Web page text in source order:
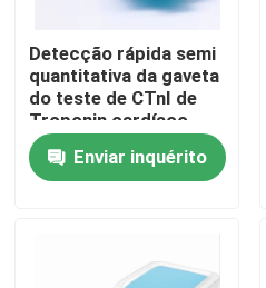
Controle da qualidade
Contacte-nos
Jogo rápido do teste do
Detecção rápida semi
quantitativa da gaveta
do teste de CTnI de
Troponin cardíaco
humano mim
Enviar inquérito